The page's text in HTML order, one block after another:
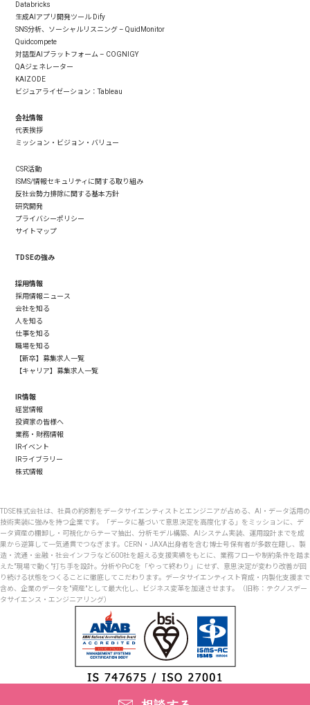
Databricks
生成AIアプリ開発ツール Dify
SNS分析、ソーシャルリスニング – QuidMonitor
Quidcompete
対話型AIプラットフォーム – COGNIGY
QAジェネレーター
KAIZODE
ビジュアライゼーション：Tableau
会社情報
代表挨拶
ミッション・ビジョン・バリュー
CSR活動
ISMS/情報セキュリティに関する取り組み
反社会勢力排除に関する基本方針
研究開発
プライバシーポリシー
サイトマップ
TDSEの強み
採用情報
採用情報ニュース
会社を知る
人を知る
仕事を知る
職場を知る
【新卒】募集求人一覧
【キャリア】募集求人一覧
IR情報
経営情報
投資家の皆様へ
業務・財務情報
IRイベント
IRライブラリー
株式情報
TDSE株式会社は、社員の約8割をデータサイエンティストとエンジニアが占める、AI・データ活用の
技術実装に強みを持つ企業です。「データに基づいて意思決定を高度化する」をミッションに、デ
ータ資産の棚卸し・可視化からテーマ抽出、分析モデル構築、AIシステム実装、運用設計までを成
果から逆算して一気通貫でつなぎます。CERN・JAXA出身者を含む博士号保有者が多数在籍し、製
造・流通・金融・社会インフラなど600社を超える支援実績をもとに、業務フローや制約条件を踏ま
えた"現場で動く"打ち手を設計。分析やPoCを「やって終わり」にせず、意思決定が変わり改善が回
り続ける状態をつくることに徹底してこだわります。データサイエンティスト育成・内製化支援まで
含め、企業のデータを"資産"として最大化し、ビジネス変革を加速させます。（旧称：テクノスデー
タサイエンス・エンジニアリング）